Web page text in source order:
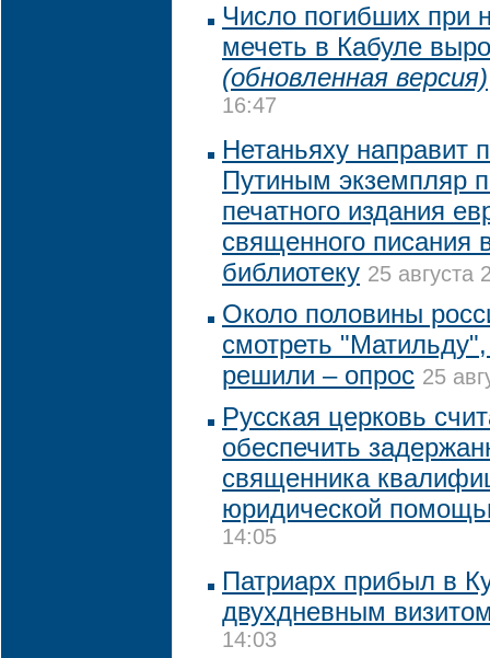
Число погибших при
мечеть в Кабуле
(обновленная версия)
16:47
Нетаньяху направит
Путиным экземпляр
печатного издания
священного писания
библиотеку 25 августа
Около половины
смотреть
решили – опрос 25
Русская церковь
обеспечить
священника
юридической
14:05
Патриарх прибыл в
двухдневным
14:03